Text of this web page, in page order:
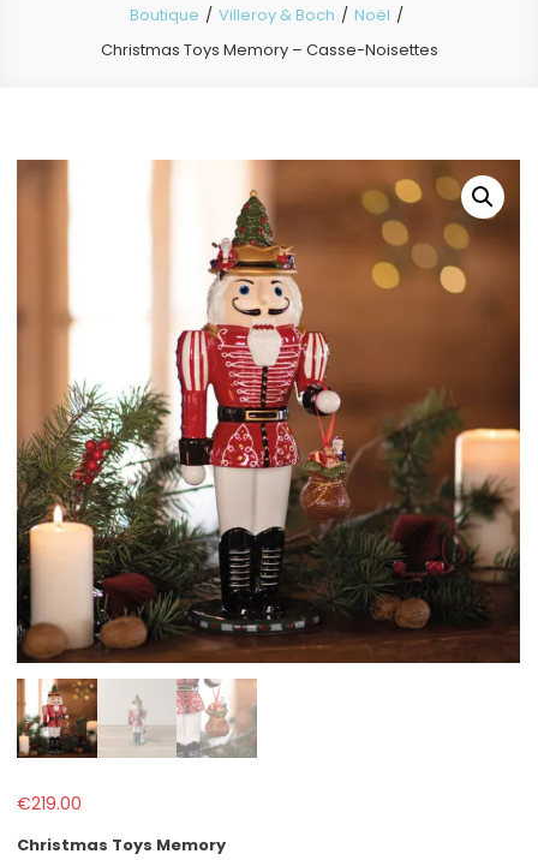
Boutique Villeroy & Boch
Noël
Christmas Toys Memory – Casse-Noisettes
€219.00
Christmas Toys Memory